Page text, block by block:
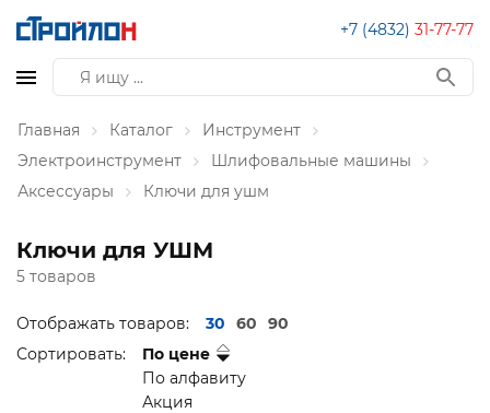
+7 (4832) 31-77-77
Главная Каталог
Инструмент
Электроинструмент
Шлифовальные машины
Аксессуары
Ключи для ушм
Ключи для УШМ
5 товаров
Отображать товаров: 30 60
90
Сортировать:
По цене
По алфавиту
Акция